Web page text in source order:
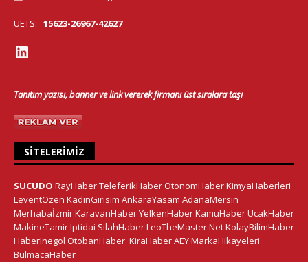
UETS: 15623-26967-42627
Tanıtım yazısı, banner ve link vererek firmanı üst sıralara taşı
SITELERIMIZ
SUCUDO RayHaberTeleferikHaberOtonomHaberKimyaHaberleri
LeventÖzen KadinGirisim AnkaraYasam AdanaMersin
MerhabaİzmirKaravanHaberYelkenHaberKamuHaberUcakHaber
MakineTamirIptidai SilahHaberLeoTheMaster.NetKolayBilimHaber
HaberInegol OtobanHaber KiraHaberAEYMarkaHikayeleri
BulmacaHaber